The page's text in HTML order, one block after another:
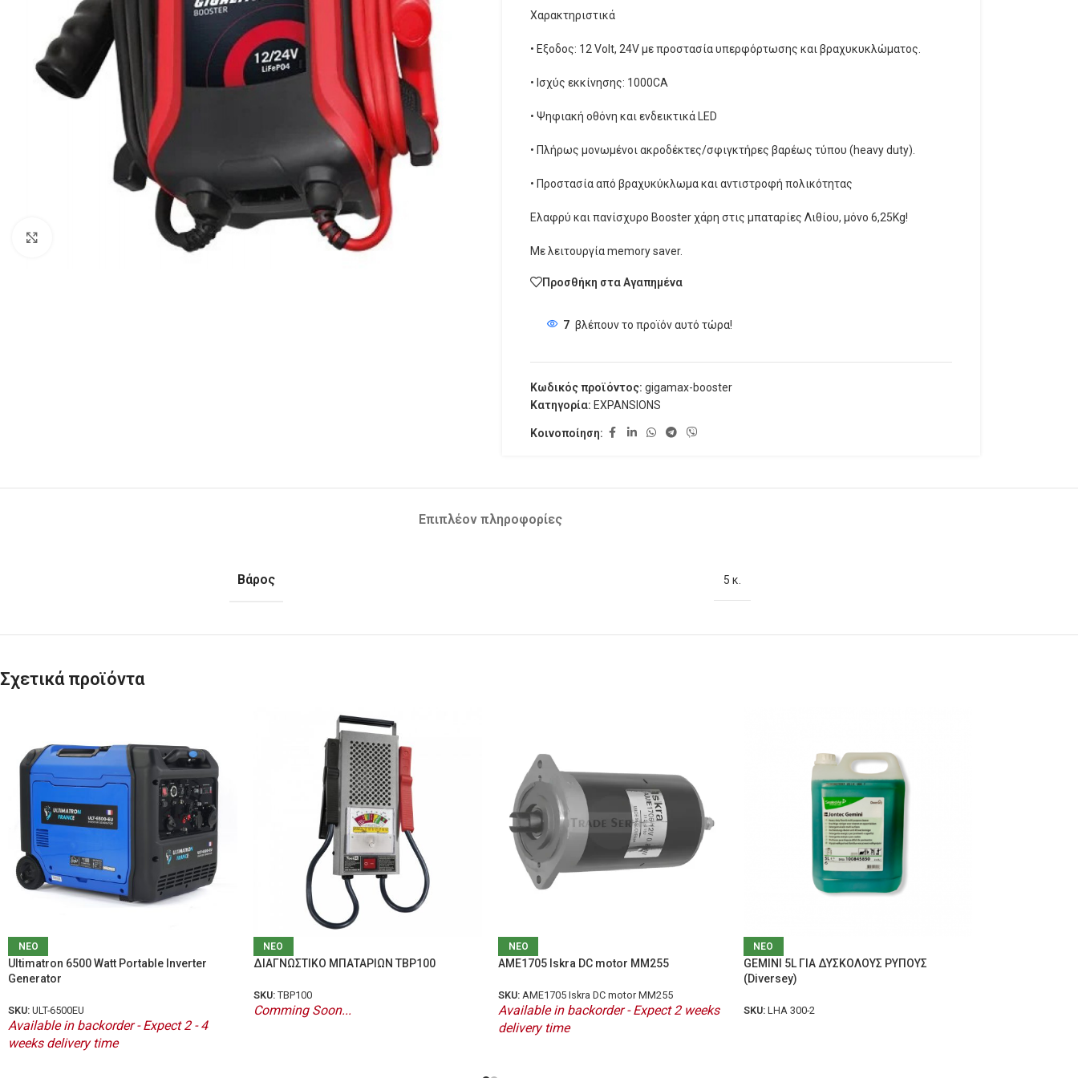
Χαρακτηριστικά
• Εξοδος: 12 Volt, 24V με προστασία υπερφόρτωσης και βραχυκυκλώματος.
• Ισχύς εκκίνησης: 1000CA
• Ψηφιακή οθόνη και ενδεικτικά LED
• Πλήρως μονωμένοι ακροδέκτες/σφιγκτήρες βαρέως τύπου (heavy duty).
• Προστασία από βραχυκύκλωμα και αντιστροφή πολικότητας
Ελαφρύ και πανίσχυρο Booster χάρη στις μπαταρίες Λιθίου, μόνο 6,25Kg!
Με λειτουργία memory saver.
Προσθήκη στα Αγαπημένα
7 βλέπουν το προϊόν αυτό τώρα!
Κωδικός προϊόντος: gigamax-booster
Κατηγορία: EXPANSIONS
Κοινοποίηση:
Επιπλέον πληροφορίες
Βάρος 5 κ.
Σχετικά προϊόντα
ΝΕΟ
Ultimatron 6500 Watt Portable Inverter
Generator
SKU: ULT-6500EU
Available in backorder - Expect 2 - 4
weeks delivery time
ΝΕΟ
ΔΙΑΓΝΩΣΤΙΚΟ ΜΠΑΤΑΡΙΩΝ TBP100
SKU: TBP100
Comming Soon...
ΝΕΟ
AME1705 Iskra DC motor MM255
SKU: AME1705 Iskra DC motor MM255
Available in backorder - Expect 2 weeks
delivery time
ΝΕΟ
GEMINI 5L ΓΙΑ ΔΥΣΚΟΛΟΥΣ ΡΥΠΟΥΣ
(Diversey)
SKU: LHA 300-2